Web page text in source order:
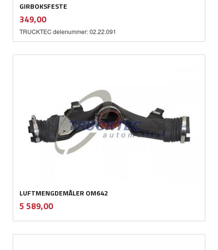
GIRBOKSFESTE
Pris
349,00mva.
TRUCKTEC delenummer: 02.22.091
LUFTMENGDEMÅLER OM642
Pris
5 589,00mva.